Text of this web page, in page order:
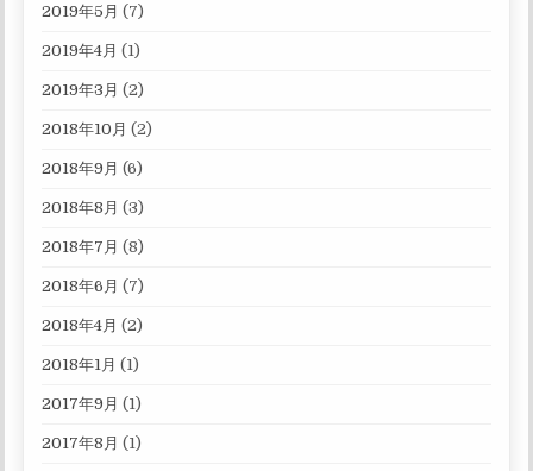
2019年5月 (7)
2019年4月 (1)
2019年3月 (2)
2018年10月 (2)
2018年9月 (6)
2018年8月 (3)
2018年7月 (8)
2018年6月 (7)
2018年4月 (2)
2018年1月 (1)
2017年9月 (1)
2017年8月 (1)